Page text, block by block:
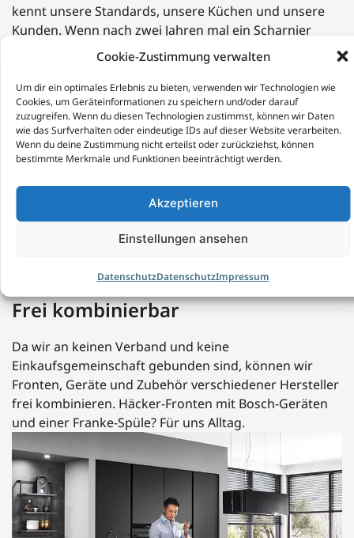
Cookie-Zustimmung verwalten
Um dir ein optimales Erlebnis zu bieten, verwenden wir Technologien wie
Cookies, um Geräteinformationen zu speichern und/oder darauf
zuzugreifen. Wenn du diesen Technologien zustimmst, können wir Daten
wie das Surfverhalten oder eindeutige IDs auf dieser Website verarbeiten.
Wenn du deine Zustimmung nicht erteilst oder zurückziehst, können
bestimmte Merkmale und Funktionen beeinträchtigt werden.
Akzeptieren
Einstellungen ansehen
DatenschutzDatenschutzImpressum
kennt unsere Standards, unsere Küchen und unsere
Kunden. Wenn nach zwei Jahren mal ein Scharnier
justiert werden muss, kommt dasselbe Team.
Frei kombinierbar
Da wir an keinen Verband und keine
Einkaufsgemeinschaft gebunden sind, können wir
Fronten, Geräte und Zubehör verschiedener Hersteller
frei kombinieren. Häcker-Fronten mit Bosch-Geräten
und einer Franke-Spüle? Für uns Alltag.